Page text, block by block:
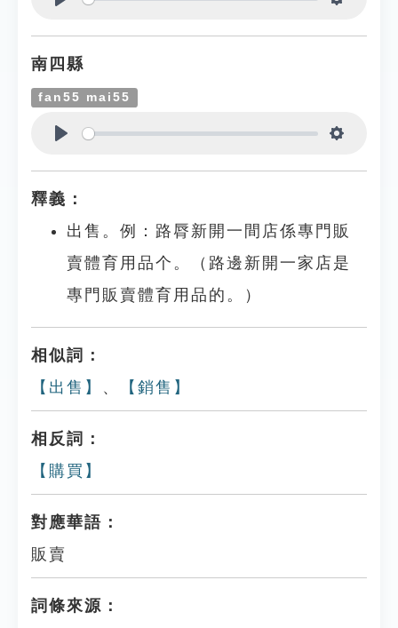
南四縣
fan55 mai55
釋義：
出售。例：路脣新開一間店係專門販
賣體育用品个。（路邊新開一家店是
專門販賣體育用品的。）
相似詞：
【出售】 、 【銷售】
相反詞：
【購買】
對應華語：
販賣
詞條來源：